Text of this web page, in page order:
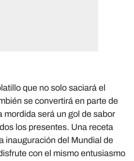
que no solo saciará el
se convertirá en parte de
mordida será un gol de sabor
los presentes. Una receta
inauguración del Mundial de
con el mismo entusiasmo